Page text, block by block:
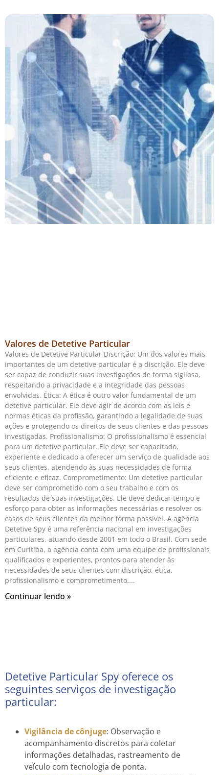
Valores de Detetive Particular
Valores de Detetive Particular Discrição: Um dos valores mais
importantes de um detetive particular é a discrição. Ele deve
ser capaz de conduzir suas investigações de forma sigilosa,
respeitando a privacidade e a integridade das pessoas
envolvidas. Ética: A ética é outro valor fundamental de um
detetive particular. Ele deve agir de acordo com as leis e
normas éticas da profissão, garantindo a legalidade de suas
ações e protegendo os direitos de seus clientes e das pessoas
investigadas. Profissionalismo: O profissionalismo é essencial
para um detetive particular. Ele deve ser capacitado,
experiente e dedicado a oferecer um serviço de qualidade aos
seus clientes, atendendo às suas necessidades de forma
eficiente e eficaz. Comprometimento: Um detetive particular
deve ser comprometido com o seu trabalho e com os
resultados de suas investigações. Ele deve dedicar tempo e
esforço para obter as informações necessárias e resolver os
casos de seus clientes da melhor forma possível. A agência
Detetive Spy é uma referência nacional em investigações
particulares, atuando desde 2001 em todo o Brasil. Com sede
em Curitiba, a agência conta com uma equipe de profissionais
qualificados e experientes, prontos para atender às
necessidades de seus clientes com discrição, ética,
profissionalismo e comprometimento.
Continuar lendo »
Detetive Particular Spy oferece os
seguintes serviços de investigação
particular:
Vigilância de cônjuge: Observação e
acompanhamento discretos para coletar
informações detalhadas, rastreamento de
veículo com tecnologia de ponta.